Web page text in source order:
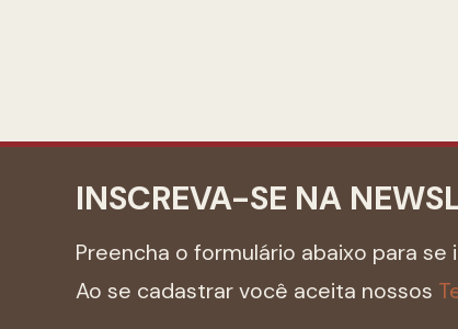
INSCREVA-SE NA
Preencha o formulário abaixo para
Ao se cadastrar você aceita nossos